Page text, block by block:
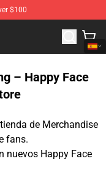
$100
Face Merchandise
– Happy Face
de Merchandise
fans.
nuevos Happy Face